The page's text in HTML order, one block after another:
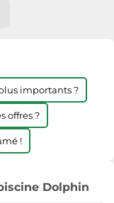
importants ?
offres ?
!
Dolphin